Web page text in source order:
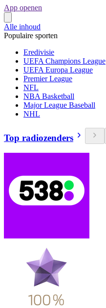
App openen
Alle inhoud
Populaire sporten
Eredivisie
UEFA Champions League
UEFA Europa League
Premier League
NFL
NBA Basketball
Major League Baseball
NHL
Top radiozenders